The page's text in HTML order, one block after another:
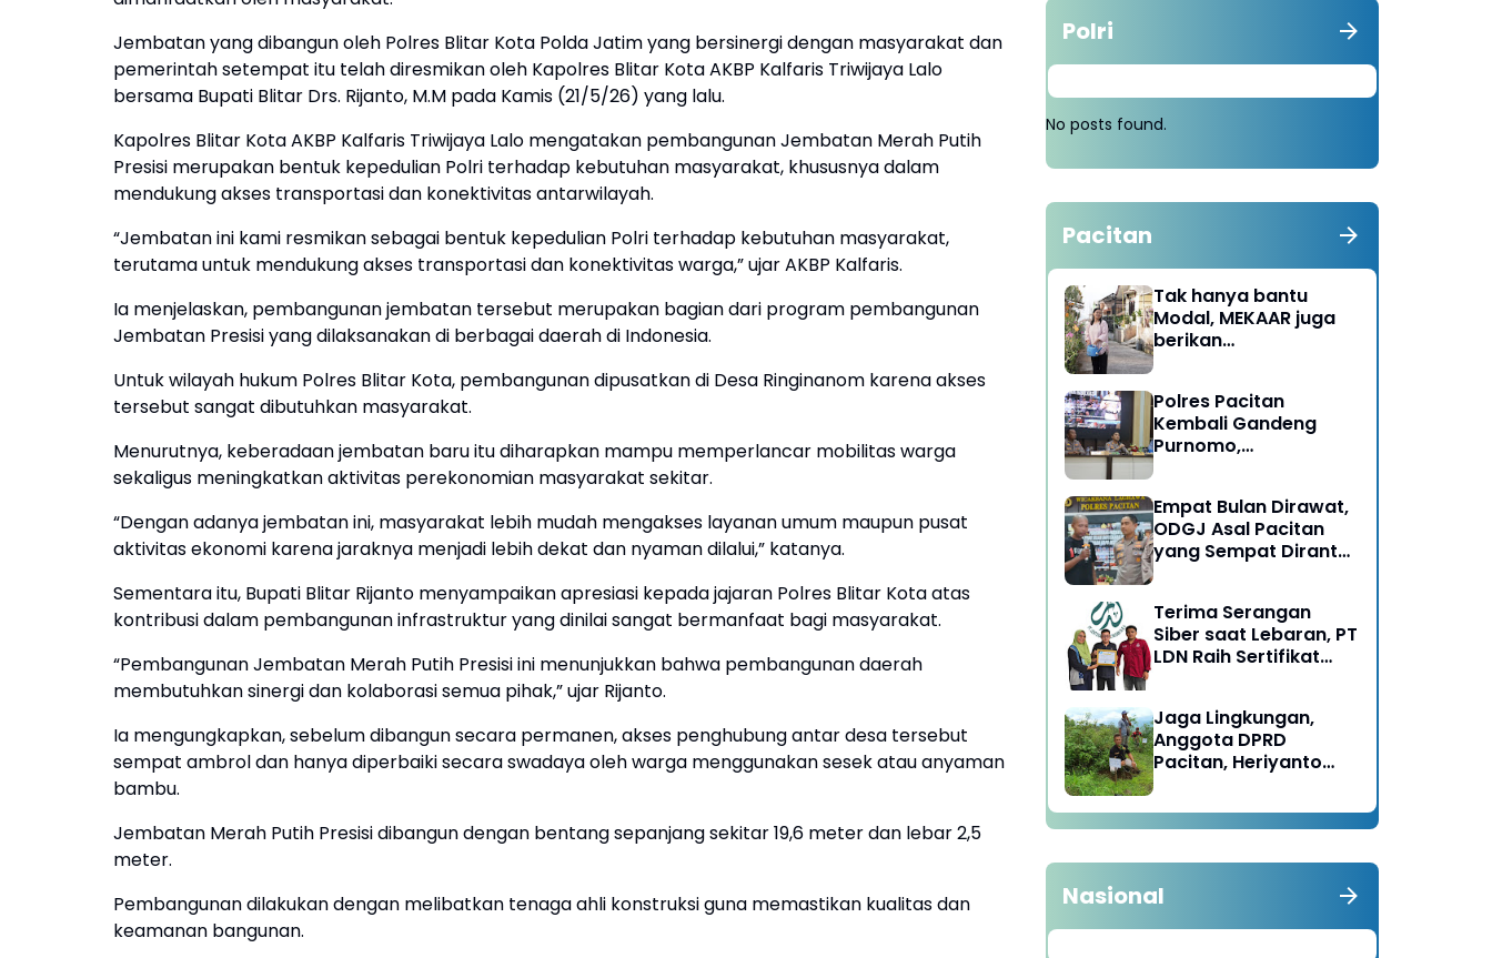
Jembatan yang dibangun oleh Polres Blitar Kota Polda Jatim yang bersinergi dengan masyarakat dan
pemerintah setempat itu telah diresmikan oleh Kapolres Blitar Kota AKBP Kalfaris Triwijaya Lalo
bersama Bupati Blitar Drs. Rijanto, M.M pada Kamis (21/5/26) yang lalu.
Kapolres Blitar Kota AKBP Kalfaris Triwijaya Lalo mengatakan pembangunan Jembatan Merah Putih
Presisi merupakan bentuk kepedulian Polri terhadap kebutuhan masyarakat, khususnya dalam
mendukung akses transportasi dan konektivitas antarwilayah.
“Jembatan ini kami resmikan sebagai bentuk kepedulian Polri terhadap kebutuhan masyarakat,
terutama untuk mendukung akses transportasi dan konektivitas warga,” ujar AKBP Kalfaris.
Ia menjelaskan, pembangunan jembatan tersebut merupakan bagian dari program pembangunan
Jembatan Presisi yang dilaksanakan di berbagai daerah di Indonesia.
Untuk wilayah hukum Polres Blitar Kota, pembangunan dipusatkan di Desa Ringinanom karena akses
tersebut sangat dibutuhkan masyarakat.
Menurutnya, keberadaan jembatan baru itu diharapkan mampu memperlancar mobilitas warga
sekaligus meningkatkan aktivitas perekonomian masyarakat sekitar.
“Dengan adanya jembatan ini, masyarakat lebih mudah mengakses layanan umum maupun pusat
aktivitas ekonomi karena jaraknya menjadi lebih dekat dan nyaman dilalui,” katanya.
Sementara itu, Bupati Blitar Rijanto menyampaikan apresiasi kepada jajaran Polres Blitar Kota atas
kontribusi dalam pembangunan infrastruktur yang dinilai sangat bermanfaat bagi masyarakat.
“Pembangunan Jembatan Merah Putih Presisi ini menunjukkan bahwa pembangunan daerah
membutuhkan sinergi dan kolaborasi semua pihak,” ujar Rijanto.
Ia mengungkapkan, sebelum dibangun secara permanen, akses penghubung antar desa tersebut
sempat ambrol dan hanya diperbaiki secara swadaya oleh warga menggunakan sesek atau anyaman
bambu.
Jembatan Merah Putih Presisi dibangun dengan bentang sepanjang sekitar 19,6 meter dan lebar 2,5
meter.
Pembangunan dilakukan dengan melibatkan tenaga ahli konstruksi guna memastikan kualitas dan
keamanan bangunan.
Polri
No posts found.
Pacitan
Tak hanya bantu
Modal, MEKAAR juga
berikan
Dapur Tetap Ngebul
Polres Pacitan
Kembali Gandeng
Purnomo,
Rehabilitasi
Empat Bulan Dirawat,
ODGJ Asal Pacitan
yang Sempat Dirantai
Terima Serangan
Siber saat Lebaran, PT
LDN Raih Sertifikat
Karesidenan Madiun
Raya
Jaga Lingkungan,
Anggota DPRD
Pacitan, Heriyanto
Tebang 100 Pohon
diganti Tanam 1000
Nasional